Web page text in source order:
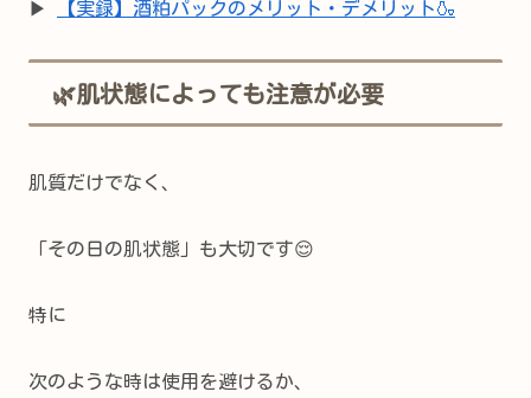
▶ 【実録】酒粕パックのメリット・デメリット🍶
🌿肌状態によっても注意が必要
肌質だけでなく、
「その日の肌状態」も大切です😌
特に
次のような時は使用を避けるか、